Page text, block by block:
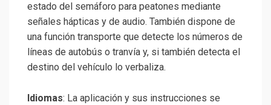
estado del semáforo para peatones mediante
señales hápticas y de audio. También dispone de
una función transporte que detecte los números de
líneas de autobús o tranvía y, si también detecta el
destino del vehículo lo verbaliza.
Idiomas: La aplicación y sus instrucciones se